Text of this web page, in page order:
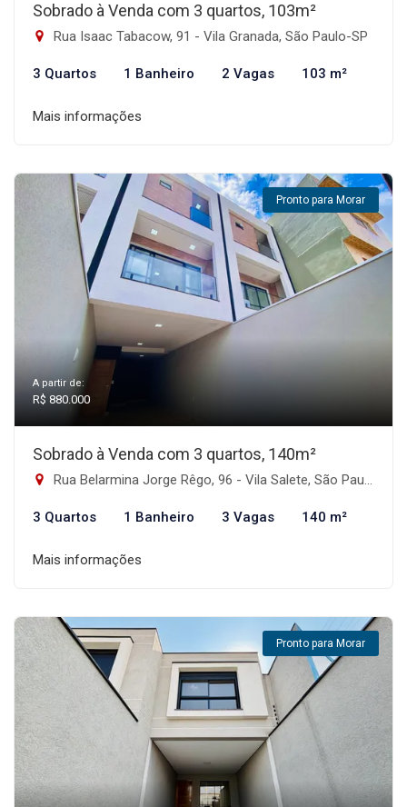
Sobrado à Venda com 3 quartos, 103m²
Rua Isaac Tabacow, 91 - Vila Granada, São Paulo-SP
3 Quartos 1 Banheiro 2 Vagas 103 m²
Mais informações
Pronto para Morar
A partir de:
R$ 880.000
Sobrado à Venda com 3 quartos, 140m²
Rua Belarmina Jorge Rêgo, 96 - Vila Salete, São Paulo-SP
3 Quartos 1 Banheiro 3 Vagas 140 m²
Mais informações
Pronto para Morar